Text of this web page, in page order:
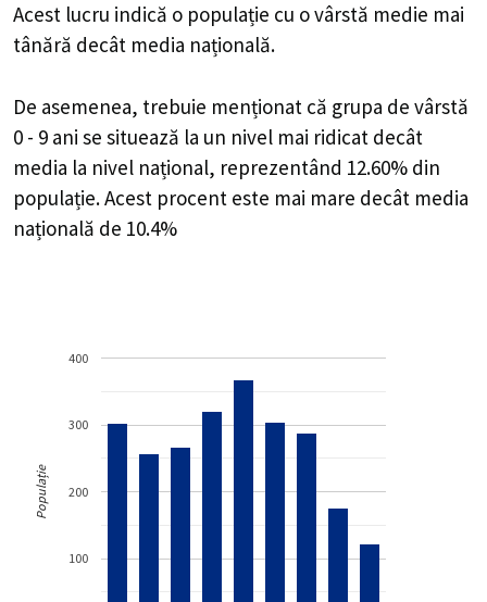
Acest lucru indică o populație cu o vârstă medie mai
tânără decât media națională.
De asemenea, trebuie menționat că grupa de vârstă
0 - 9 ani se situează la un nivel mai ridicat decât
media la nivel național, reprezentând 12.60% din
populație. Acest procent este mai mare decât media
națională de 10.4%
100
200
300
400
Populație